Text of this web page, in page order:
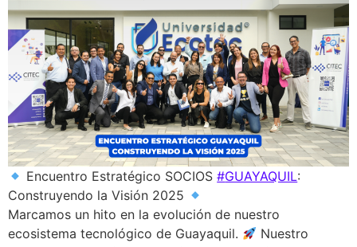
Encuentro Estratégico SOCIOS#GUAYAQUIL:
Construyendo la Visión 2025
Marcamos un hito en la evolución de nuestro
ecosistema tecnológico de Guayaquil.
Nuestro